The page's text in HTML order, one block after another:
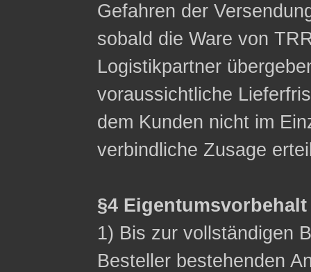
Gefahren der
sobald die Ware von
Logistikpartner
voraussichtliche
dem Kunden nicht im
verbindliche Zusage
§4 Eigentumsvorbehalt
1) Bis zur vollständigen
Besteller bestehenden